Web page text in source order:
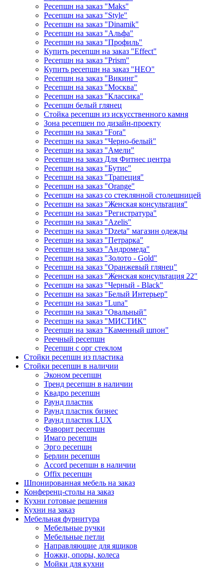
Ресепшн на заказ "Maks"
Ресепшн на заказ "Style"
Ресепшн на заказ "Dinamik"
Ресепшн на заказ "Альфа"
Ресепшн на заказ "Профиль"
Купить ресепшн на заказ "Effect"
Ресепшн на заказ "Prism"
Купить ресепшн на заказ "НЕО"
Ресепшн на заказ "Викинг"
Ресепшн на заказ "Москва"
Ресепшн на заказ "Классика"
Ресепшн белый глянец
Стойка ресепшн из искусственного камня
Зона ресепшен по дизайн-проекту
Ресепшн на заказ "Fora"
Ресепшн на заказ "Черно-белый"
Ресепшн на заказ "Амели"
Ресепшн на заказ Для Фитнес центра
Ресепшн на заказ "Бутис"
Ресепшн на заказ "Трапеция"
Ресепшн на заказ "Orange"
Ресепшн на заказ со стеклянной столешницей
Ресепшн на заказ "Женская консультация"
Ресепшн на заказ "Регистратура"
Ресепшн на заказ "Azelis"
Ресепшн на заказ "Dzeta" магазин одежды
Ресепшн на заказ "Петрарка"
Ресепшн на заказ "Андромеда"
Ресепшн на заказ "Золото - Gold"
Ресепшн на заказ "Оранжевый глянец"
Ресепшн на заказ "Женская консультация 22"
Ресепшн на заказ "Черный - Black"
Ресепшн на заказ "Белый Интерьер"
Ресепшн на заказ "Luna"
Ресепшн на заказ "Овальный"
Ресепшн на заказ "МИСТИК"
Ресепшн на заказ "Каменный шпон"
Реечный ресепшн
Ресепшн с орг стеклом
Стойки ресепшн из пластика
Стойки ресепшн в наличии
Эконом ресепшн
Тренд ресепшн в наличии
Квадро ресепшн
Раунд пластик
Раунд пластик бизнес
Раунд пластик LUX
Фаворит ресепшн
Имаго ресепшн
Эрго ресепшн
Берлин ресепшн
Accord ресепшн в наличии
Offix ресепшн
Шпонированная мебель на заказ
Конференц-столы на заказ
Кухни готовые решения
Кухни на заказ
Мебельная фурнитура
Мебельные ручки
Мебельные петли
Направляющие для ящиков
Ножки, опоры, колеса
Мойки для кухни